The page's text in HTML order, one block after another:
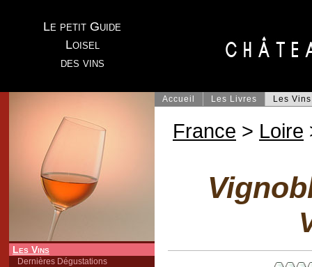
Le petit Guide
Loisel
des vins
Les Vins
Dernières Dégustations
Accueil Les Livres Les Vins
France > Loire